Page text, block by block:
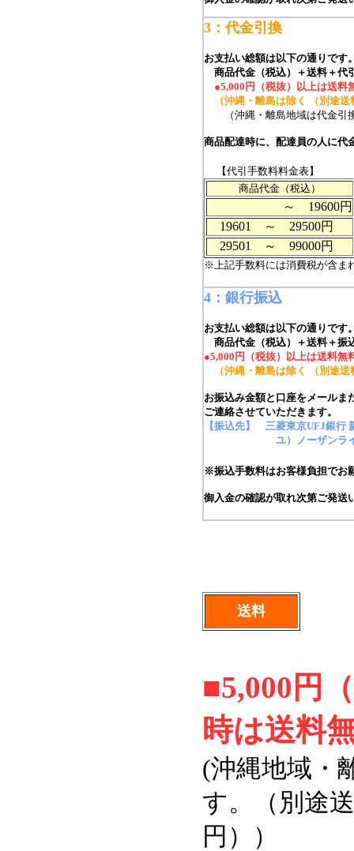
3：代金引換
お支払い総額は以下の通りです
商品代金（税込）＋送料＋代
●5,000円（税抜）以上は送料
（沖縄・離島は除く （別途送
（沖縄・離島地域は代金引
商品配達時に、配達員の人に代
【代引手数料料金表】
商品代金（税込）
～ 19600円
19601 ～ 29500円
29501 ～ 99000円
※上記手数料には消費税が含ま
4：銀行振込
お支払い総額は以下の通りです
商品代金（税込）＋送料＋振
●5,000円（税抜）以上は送料無
（沖縄・離島は除く （別途送
お振込み金額と口座をメールま
ご連絡させていただきます。
【振込先】
三菱東京UFJ銀行
ユ）ノーザンライ
※振込手数料はお客様負担でお
御入金の確認が取れ次第ご発送
送料
■5,000円
時は送料
(沖縄地域・
す。（別途
円））